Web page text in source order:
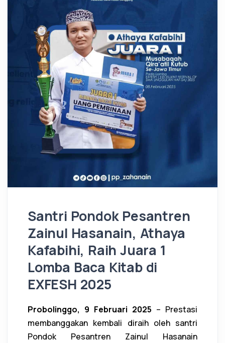
Santri Pondok Pesantren
Zainul Hasanain, Athaya
Kafabihi, Raih Juara 1
Lomba Baca Kitab di
EXFESH 2025
Probolinggo, 9 Februari 2025 – Prestasi
membanggakan kembali diraih oleh santri
Pondok Pesantren Zainul Hasanain